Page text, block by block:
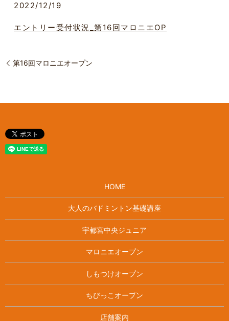
2022/12/19
エントリー受付状況_第16回マロニエOP
第16回マロニエオープン
HOME
大人のバドミントン基礎講座
宇都宮中央ジュニア
マロニエオープン
しもつけオープン
ちびっこオープン
店舗案内